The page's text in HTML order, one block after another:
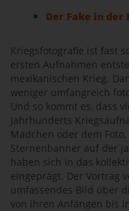
Der Fake in der
Kriegsfotografie ist fast
ersten Aufnahmen
mexikanischen Krieg.
weniger umfangreich
Und so kommt es, dass
Jahrhunderts
Mädchen oder dem
Sternenbanner auf der
haben sich in das
eingeprägt. Der Vortrag
umfassendes Bild über
von ihren Anfängen bis